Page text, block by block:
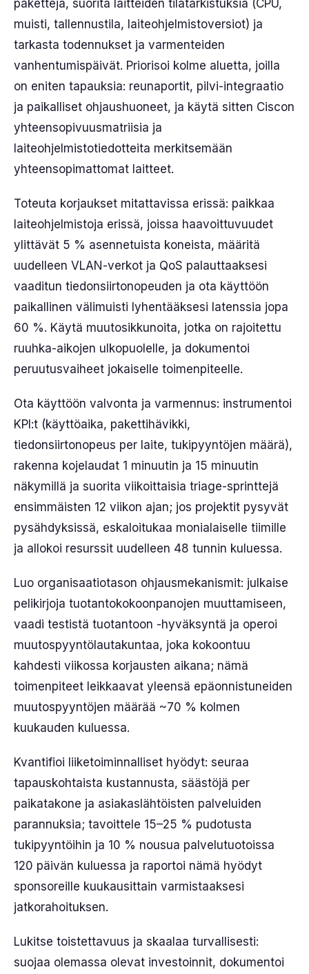
paketteja, suorita laitteiden tilatarkistuksia (CPU,
muisti, tallennustila, laiteohjelmistoversiot) ja
tarkasta todennukset ja varmenteiden
vanhentumispäivät. Priorisoi kolme aluetta, joilla
on eniten tapauksia: reunaportit, pilvi-integraatio
ja paikalliset ohjaushuoneet, ja käytä sitten Ciscon
yhteensopivuusmatriisia ja
laiteohjelmistotiedotteita merkitsemään
yhteensopimattomat laitteet.
Toteuta korjaukset mitattavissa erissä: paikkaa
laiteohjelmistoja erissä, joissa haavoittuvuudet
ylittävät 5 % asennetuista koneista, määritä
uudelleen VLAN-verkot ja QoS palauttaaksesi
vaaditun tiedonsiirtonopeuden ja ota käyttöön
paikallinen välimuisti lyhentääksesi latenssia jopa
60 %. Käytä muutosikkunoita, jotka on rajoitettu
ruuhka-aikojen ulkopuolelle, ja dokumentoi
peruutusvaiheet jokaiselle toimenpiteelle.
Ota käyttöön valvonta ja varmennus: instrumentoi
KPI:t (käyttöaika, pakettihävikki,
tiedonsiirtonopeus per laite, tukipyyntöjen määrä),
rakenna kojelaudat 1 minuutin ja 15 minuutin
näkymillä ja suorita viikoittaisia triage-sprinttejä
ensimmäisten 12 viikon ajan; jos projektit pysyvät
pysähdyksissä, eskaloitukaa monialaiselle tiimille
ja allokoi resurssit uudelleen 48 tunnin kuluessa.
Luo organisaatiotason ohjausmekanismit: julkaise
pelikirjoja tuotantokokoonpanojen muuttamiseen,
vaadi testistä tuotantoon -hyväksyntä ja operoi
muutospyyntölautakuntaa, joka kokoontuu
kahdesti viikossa korjausten aikana; nämä
toimenpiteet leikkaavat yleensä epäonnistuneiden
muutospyyntöjen määrää ~70 % kolmen
kuukauden kuluessa.
Kvantifioi liiketoiminnalliset hyödyt: seuraa
tapauskohtaista kustannusta, säästöjä per
paikatakone ja asiakaslähtöisten palveluiden
parannuksia; tavoittele 15–25 % pudotusta
tukipyyntöihin ja 10 % nousua palvelutuotoissa
120 päivän kuluessa ja raportoi nämä hyödyt
sponsoreille kuukausittain varmistaaksesi
jatkorahoituksen.
Lukitse toistettavuus ja skaalaa turvallisesti:
suojaa olemassa olevat investoinnit, dokumentoi